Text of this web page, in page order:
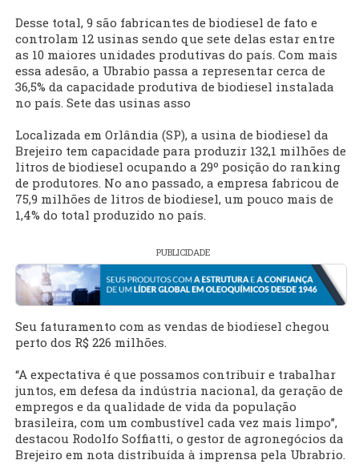
Desse total, 9 são fabricantes de biodiesel de fato e
controlam 12 usinas sendo que sete delas estar entre
as 10 maiores unidades produtivas do país. Com mais
essa adesão, a Ubrabio passa a representar cerca de
36,5% da capacidade produtiva de biodiesel instalada
no país. Sete das usinas asso
Localizada em Orlândia (SP), a usina de biodiesel da
Brejeiro tem capacidade para produzir 132,1 milhões de
litros de biodiesel ocupando a 29º posição do ranking
de produtores. No ano passado, a empresa fabricou de
75,9 milhões de litros de biodiesel, um pouco mais de
1,4% do total produzido no país.
PUBLICIDADE
Seu faturamento com as vendas de biodiesel chegou
perto dos R$ 226 milhões.
“A expectativa é que possamos contribuir e trabalhar
juntos, em defesa da indústria nacional, da geração de
empregos e da qualidade de vida da população
brasileira, com um combustível cada vez mais limpo”,
destacou Rodolfo Soffiatti, o gestor de agronegócios da
Brejeiro em nota distribuída à imprensa pela Ubrabrio.